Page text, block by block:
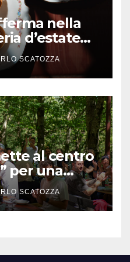
nella
la
da
SCATOZZA
al centro
per una
del
SCATOZZA